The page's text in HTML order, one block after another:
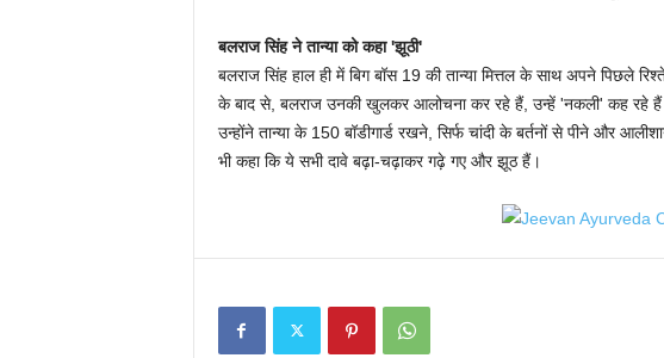
बलराज सिंह ने तान्या को कहा 'झूठी'
बलराज सिंह हाल ही में बिग बॉस 19 की तान्या मित्तल के साथ अपने पिछले
के बाद से, बलराज उनकी खुलकर आलोचना कर रहे हैं, उन्हें 'नकली' कह रहे
उन्होंने तान्या के 150 बॉडीगार्ड रखने, सिर्फ चांदी के बर्तनों से पीने और
भी कहा कि ये सभी दावे बढ़ा-चढ़ाकर गढ़े गए और झूठ हैं।